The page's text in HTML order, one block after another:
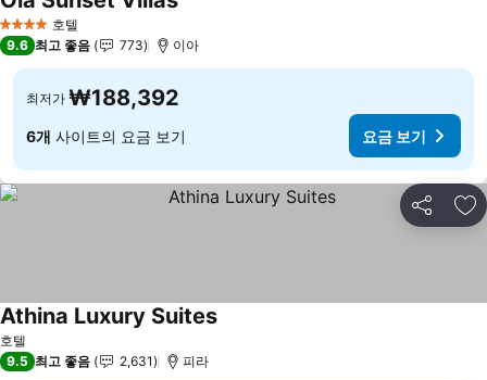
4 성급 호텔
9.6 최고 좋음 773 이아
최저가 ₩188,392
6개 사이트의 요금 보기 요금 보기
공유 즐
호텔
Athina Luxury Suites
9.5 최고 좋음 2,631 피라